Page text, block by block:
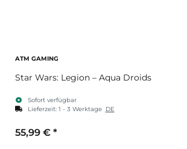
ATM GAMING
Star Wars: Legion – Aqua Droids
Sofort verfügbar
Lieferzeit: 1 - 3 Werktage DE
55,99 € *